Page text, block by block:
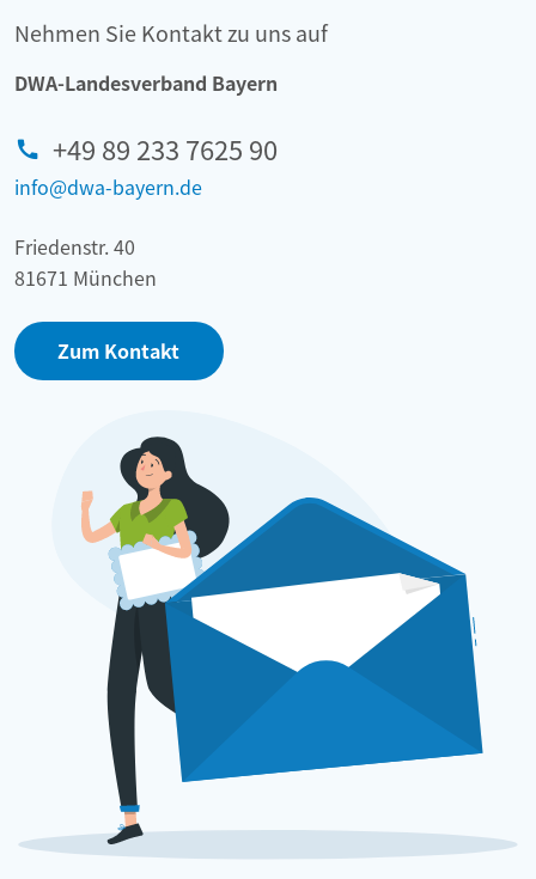
Nehmen Sie Kontakt zu uns auf
DWA-Landesverband Bayern
+49 89 233 7625 90
info@dwa-bayern.de
Friedenstr. 40
81671 München
Zum Kontakt